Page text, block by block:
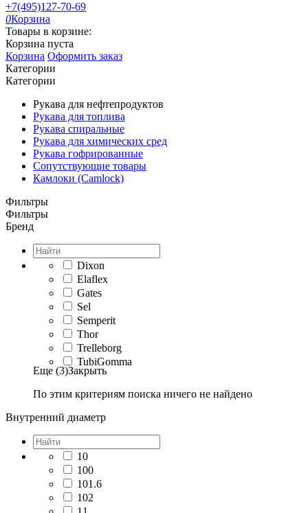
+7(495)127-70-69
0Корзина
Товары в корзине:
Корзина пуста
Корзина Оформить заказ
Категории
Категории
Рукава для нефтепродуктов
Рукава для топлива
Рукава спиральные
Рукава для химических сред
Рукава гофрированные
Сопутствующие товары
Камлоки (Camlock)
Фильтры
Фильтры
Бренд
Dixon
Elaflex
Gates
Sel
Semperit
Thor
Trelleborg
TubiGomma
Еще (3)Закрыть
По этим критериям поиска ничего не найдено
Внутренний диаметр
10
100
101.6
102